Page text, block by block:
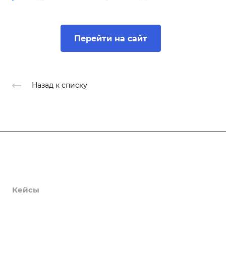
Перейти на сайт
Назад к списку
Кейсы